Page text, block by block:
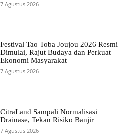
7 Agustus 2026
Festival Tao Toba Joujou 2026 Resmi
Dimulai, Rajut Budaya dan Perkuat
Ekonomi Masyarakat
7 Agustus 2026
CitraLand Sampali Normalisasi
Drainase, Tekan Risiko Banjir
7 Agustus 2026